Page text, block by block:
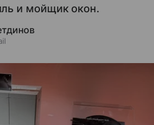
и мойщик окон.